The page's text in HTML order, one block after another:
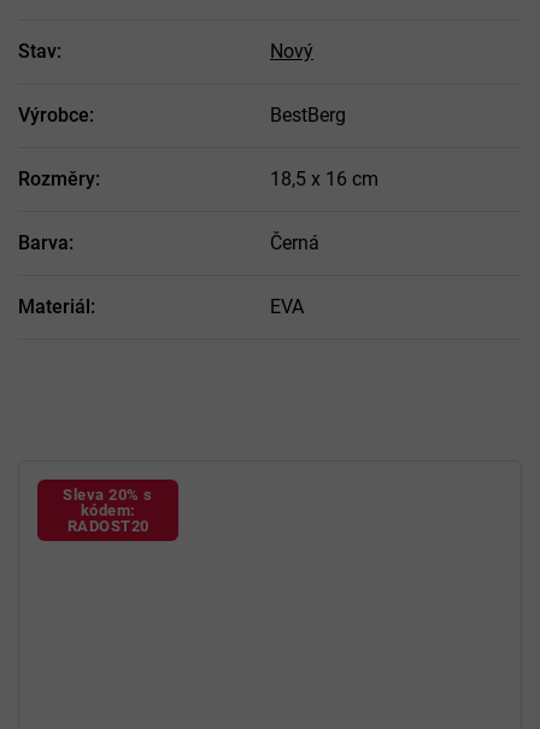
Stav: Nový
Výrobce: BestBerg
Rozměry: 18,5 x 16 cm
Barva: Černá
Materiál: EVA
Sleva 20% s
kódem:
RADOST20